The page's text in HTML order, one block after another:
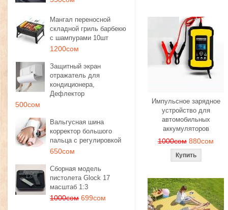
Мангал переносной
складной гриль барбекю
с шампурами 10шт
1200сом
Защитный экран
отражатель для
кондиционера,
Дефлектор
500сом
Вальгусная шина
корректор большого
пальца с регулировкой
650сом
Сборная модель
пистолета Glock 17
масштаб 1:3
1000сом 699сом
Импульсное зарядное
устройство для
автомобильных
аккумуляторов
1000сом 880сом